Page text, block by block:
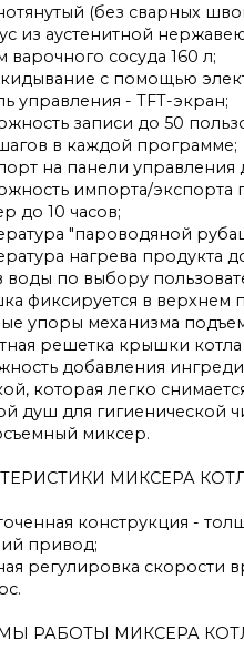
(без сварных
из аустенитной
варочного сосуда 160 л;
с помощью
управления - TFT-экран;
записи до 50
в каждой программе;
на панели
импорта/экспорта
до 10 часов;
"пароводяной
нагрева продукта
воды по выбору
фиксируется в верхнем
упоры механизма
решетка крышки котла
добавления
которая легко
душ для гигиенической
миксер.
МИКСЕРА
конструкция -
привод;
регулировка скорости
РАБОТЫ МИКСЕРА